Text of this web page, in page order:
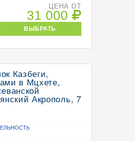
ЦЕНА ОТ
31 000
ВЫБРАТЬ
Казбеги,
в Мцхете,
Акрополь, 7